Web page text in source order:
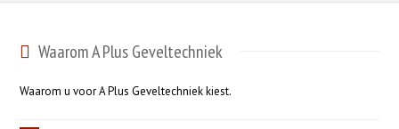
Waarom A Plus Geveltechniek
Waarom u voor A Plus Geveltechniek kiest.